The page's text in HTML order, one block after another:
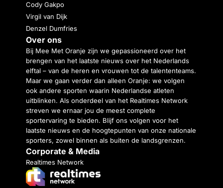
Cody Gakpo
Virgil van Dijk
Denzel Dumfries
Over ons
Bij Mee Met Oranje zijn we gepassioneerd over het
brengen van het laatste nieuws over het Nederlands
elftal – van de heren en vrouwen tot de talententeams.
Maar we gaan verder dan alleen Oranje: we volgen
ook andere sporten waarin Nederlandse atleten
uitblinken. Als onderdeel van het Realtimes Network
streven we ernaar jou de meest complete
sportervaring te bieden. Blijf ons volgen voor het
laatste nieuws en de hoogtepunten van onze nationale
sporters, zowel binnen als buiten de landsgrenzen.
Corporate & Media
Realtimes Network